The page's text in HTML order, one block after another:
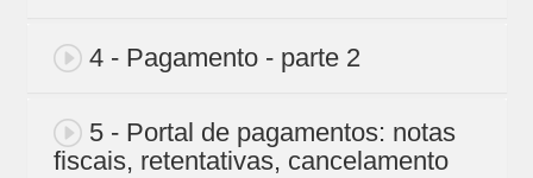
4 - Pagamento - parte 2
5 - Portal de pagamentos: notas
fiscais, retentativas, cancelamento